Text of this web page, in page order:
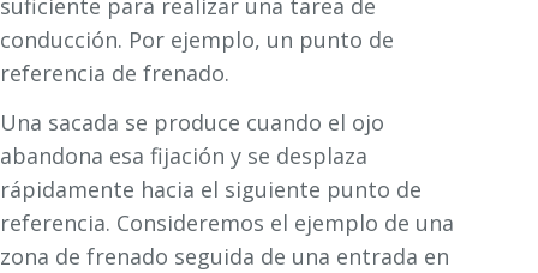
conducción. Por ejemplo, un punto de
referencia de frenado.
Una sacada se produce cuando el ojo
abandona esa fijación y se desplaza
rápidamente hacia el siguiente punto de
referencia. Consideremos el ejemplo de una
zona de frenado seguida de una entrada en